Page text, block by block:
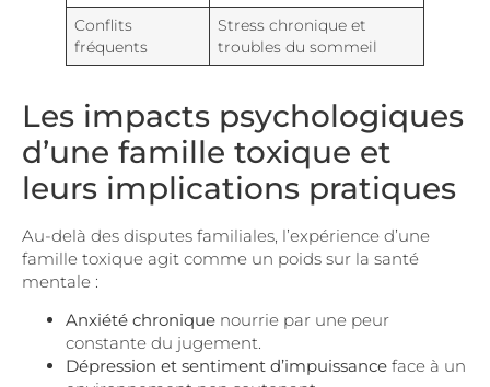
Conflits
fréquents
Stress chronique et
troubles du sommeil
Les impacts psychologiques
d’une famille toxique et
leurs implications pratiques
Au-delà des disputes familiales, l’expérience d’une
famille toxique agit comme un poids sur la santé
mentale :
Anxiété chronique nourrie par une peur
constante du jugement.
Dépression et sentiment d’impuissance face à un